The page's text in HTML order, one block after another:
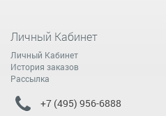
Личный Кабинет
Личный Кабинет
История заказов
Рассылка
+7 (495) 956-6888